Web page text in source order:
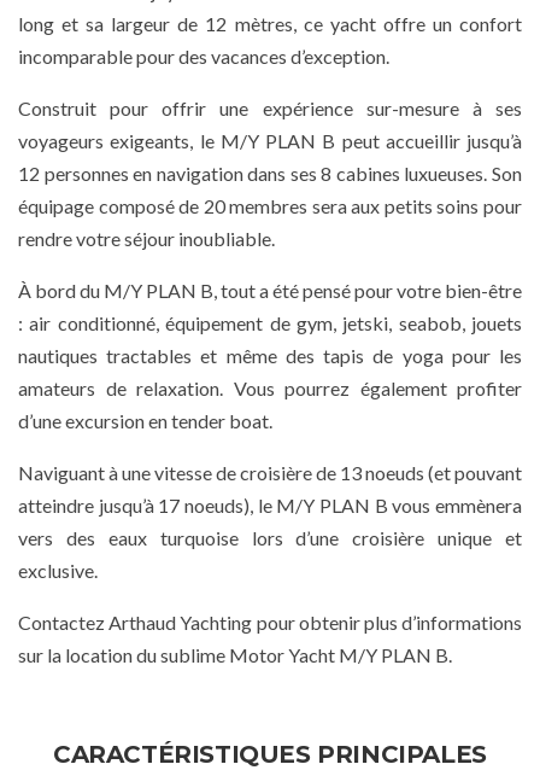
long et sa largeur de 12 mètres, ce yacht offre un confort
incomparable pour des vacances d’exception.
Construit pour offrir une expérience sur-mesure à ses
voyageurs exigeants, le M/Y PLAN B peut accueillir jusqu’à
12 personnes en navigation dans ses 8 cabines luxueuses. Son
équipage composé de 20 membres sera aux petits soins pour
rendre votre séjour inoubliable.
À bord du M/Y PLAN B, tout a été pensé pour votre bien-être
: air conditionné, équipement de gym, jetski, seabob, jouets
nautiques tractables et même des tapis de yoga pour les
amateurs de relaxation. Vous pourrez également profiter
d’une excursion en tender boat.
Naviguant à une vitesse de croisière de 13 noeuds (et pouvant
atteindre jusqu’à 17 noeuds), le M/Y PLAN B vous emmènera
vers des eaux turquoise lors d’une croisière unique et
exclusive.
Contactez Arthaud Yachting pour obtenir plus d’informations
sur la location du sublime Motor Yacht M/Y PLAN B.
CARACTÉRISTIQUES PRINCIPALES